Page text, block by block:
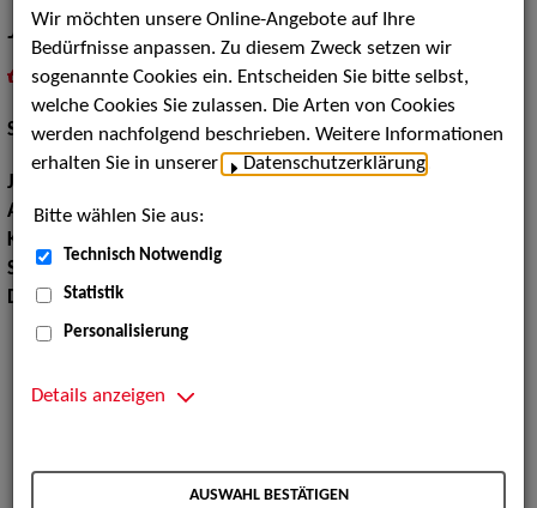
Joshua Miro Ebsen
als PDF speichern
inMeine Merklistelegen
Schauspiel:Bühne, Film und TV
Jahrgang:
Augenfarbe:blau-grau
Körpergröße:
Sprachen:
Dialekte:Badisch, Berlinerisch, Norddeutsch
Wir möchten unsere Online-Angebote auf Ihre
Bedürfnisse anpassen. Zu diesem Zweck setzen wir
sogenannte Cookies ein. Entscheiden Sie bitte selbst,
welche Cookies Sie zulassen. Die Arten von Cookies
werden nachfolgend beschrieben. Weitere Informationen
erhalten Sie in unserer
Datenschutzerklärung
Bitte wählen Sie aus:
Technisch Notwendig
Statistik
Personalisierung
Details anzeigen
AUSWAHL BESTÄTIGEN